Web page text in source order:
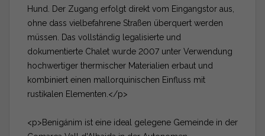
Hund. Der Zugang erfolgt direkt vom Eingangstor aus,
ohne dass vielbefahrene Straßen überquert werden
müssen. Das vollständig legalisierte und
dokumentierte Chalet wurde 2007 unter Verwendung
hochwertiger thermischer Materialien erbaut und
kombiniert einen mallorquinischen Einfluss mit
rustikalen Elementen.</p>
<p>Benigánim ist eine ideal gelegene Gemeinde in der